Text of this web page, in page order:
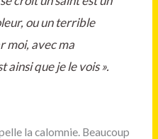
ou un terrible
moi, avec ma
ainsi que je le vois».
la calomnie. Beaucoup